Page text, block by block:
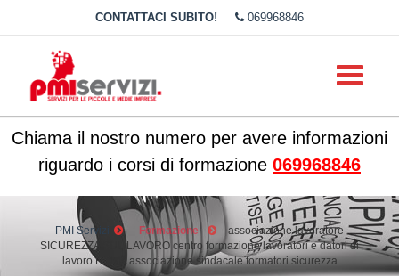
CONTATTACI SUBITO! 069968846
Toggle
Chiama il nostro numero per avere informazioni
riguardo i corsi di formazione 069968846
PMI Servizi Formazione
associazione lavoratore
SICUREZZA SUL LAVORO centro formazione lavoratori e datori di
lavoro ROMA associazione sindacale formatori sicurezza